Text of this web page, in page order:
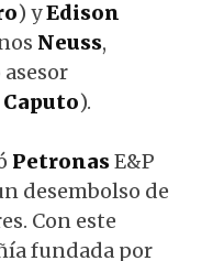
) yEdison
Neuss,
Caputo).
PetronasE&P
desembolso de
Con este
fundada por